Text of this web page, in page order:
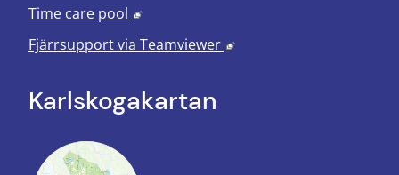
Time care pool
Länk till annan webbplats, öppnas i
Fjärrsupport via Teamviewer Länk till annan
Karlskoga­kartan